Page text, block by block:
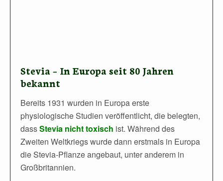
Stevia – In Europa seit 80 Jahren
bekannt
Bereits 1931 wurden in Europa erste
physiologische Studien veröffentlicht, die belegten,
dassStevia nicht toxisch ist. Während des
Zweiten Weltkriegs wurde dann erstmals in Europa
die Stevia-Pflanze angebaut, unter anderem in
Großbritannien.